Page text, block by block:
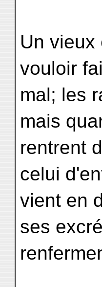
Un vieux
vouloir
mal; les
mais
rentrent
celui
vient en
ses